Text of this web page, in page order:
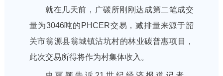
就在几天前，广碳所刚刚达成第二笔成交
量为3046吨的PHCER交易，减排量来源于韶
关市翁源县翁城镇沾坑村的林业碳普惠项目，
此次交易所得将作为村集体收入。